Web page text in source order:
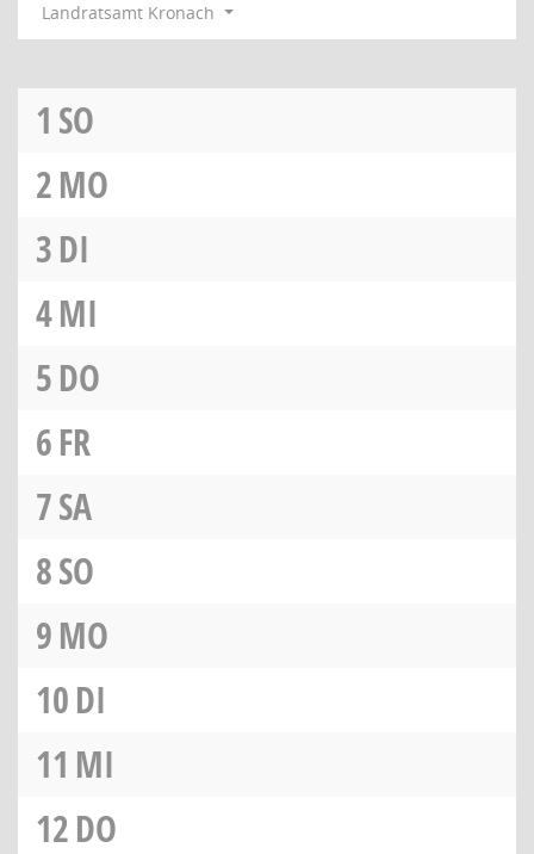
Landratsamt Kronach
1 SO
2MO
3DI
4MI
5DO
6FR
7SA
8SO
9MO
10DI
11 MI
12DO